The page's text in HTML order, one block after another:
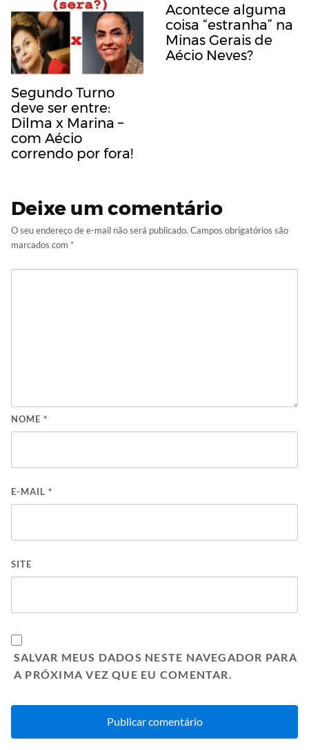
Segundo Turno
deve ser entre:
Dilma x Marina –
com Aécio
correndo por fora!
Acontece alguma
coisa “estranha” na
Minas Gerais de
Aécio Neves?
Deixe um comentário
O seu endereço de e-mail não será publicado. Campos obrigatórios são
marcados com *
NOME *
E-MAIL *
SITE
SALVAR MEUS DADOS NESTE NAVEGADOR PARA
A PRÓXIMA VEZ QUE EU COMENTAR.